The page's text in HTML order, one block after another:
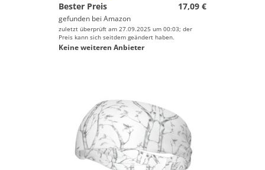
Bester Preis
17,09 €
gefunden bei Amazon
zuletzt überprüft am 27.09.2025 um 00:03; der
Preis kann sich seitdem geändert haben.
Keine weiteren Anbieter